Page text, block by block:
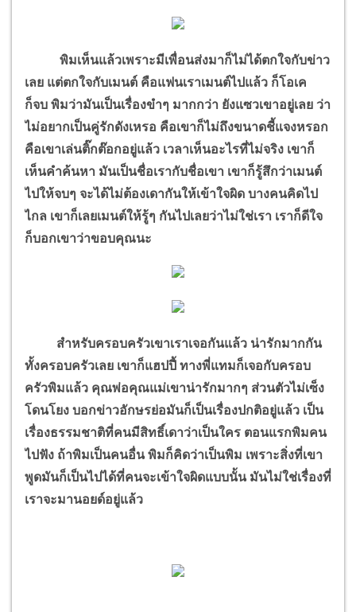
พิมเห็นแล้วเพราะมีเพื่อนส่งมาก็ไม่ได้ตกใจกับข่าว
เลย แต่ตกใจกับเมนต์ คือแฟนเราเมนต์ไปแล้ว ก็โอเค
ก็จบ พิมว่ามันเป็นเรื่องขำๆ มากกว่า ยังแซวเขาอยู่เลย ว่า
ไม่อยากเป็นคู่รักดังเหรอ คือเขาก็ไม่ถึงขนาดชี้แจงหรอก
คือเขาเล่นติ๊กต๊อกอยู่แล้ว เวลาเห็นอะไรที่ไม่จริง เขาก็
เห็นคำค้นหา มันเป็นชื่อเรากับชื่อเขา เขาก็รู้สึกว่าเมนต์
ไปให้จบๆ จะได้ไม่ต้องเดากันให้เข้าใจผิด บางคนคิดไป
ไกล เขาก็เลยเมนต์ให้รู้ๆ กันไปเลยว่าไม่ใช่เรา เราก็ดีใจ
ก็บอกเขาว่าขอบคุณนะ
สำหรับครอบครัวเขาเราเจอกันแล้ว น่ารักมากกัน
ทั้งครอบครัวเลย เขาก็แฮปปี้ ทางพี่แทมก็เจอกับครอบ
ครัวพิมแล้ว คุณพ่อคุณแม่เขาน่ารักมากๆ ส่วนตัวไม่เซ็ง
โดนโยง บอกข่าวอักษรย่อมันก็เป็นเรื่องปกติอยู่แล้ว เป็น
เรื่องธรรมชาติที่คนมีสิทธิ์เดาว่าเป็นใคร ตอนแรกพิมคน
ไปฟัง ถ้าพิมเป็นคนอื่น พิมก็คิดว่าเป็นพิม เพราะสิ่งที่เขา
พูดมันก็เป็นไปได้ที่คนจะเข้าใจผิดแบบนั้น มันไม่ใช่เรื่องที่
เราจะมานอยด์อยู่แล้ว